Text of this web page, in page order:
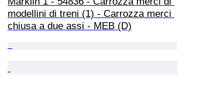
modellini di treni (1) - Carrozza merci
chiusa a due assi - MEB (D)